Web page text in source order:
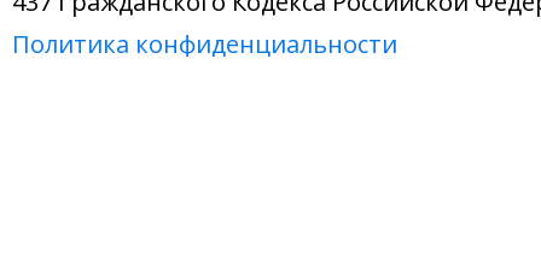
Политика конфиденциальности